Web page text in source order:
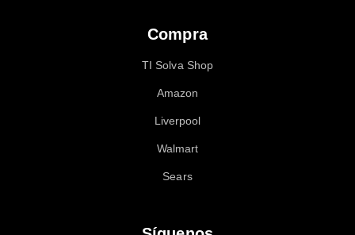
Compra
TI Solva Shop
Amazon
Liverpool
Walmart
Sears